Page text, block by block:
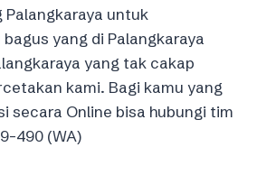
Palangkaraya untuk
yang di Palangkaraya
yang tak cakap
kami. Bagi kamu yang
secara Online bisa hubungi tim
490 (WA)